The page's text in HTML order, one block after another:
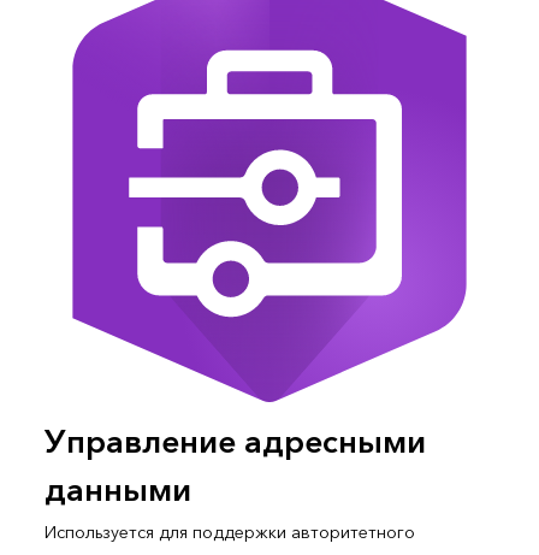
Управление адресными
данными
Используется для поддержки авторитетного